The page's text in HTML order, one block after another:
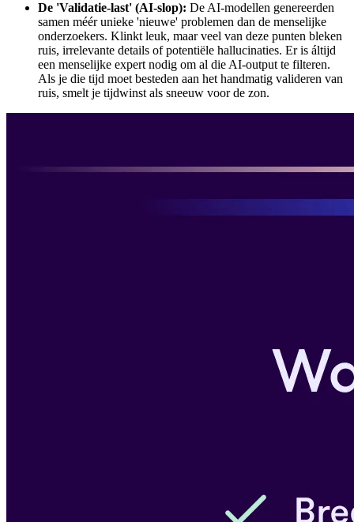
De 'Validatie-last' (AI-slop): De AI-modellen genereerden
samen méér unieke 'nieuwe' problemen dan de menselijke
onderzoekers. Klinkt leuk, maar veel van deze punten bleken
ruis, irrelevante details of potentiële hallucinaties. Er is áltijd
een menselijke expert nodig om al die AI-output te filteren.
Als je die tijd moet besteden aan het handmatig valideren van
ruis, smelt je tijdwinst als sneeuw voor de zon.